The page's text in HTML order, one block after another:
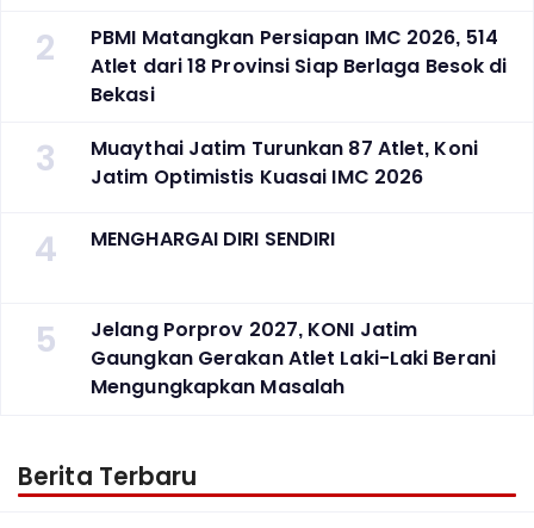
2
PBMI Matangkan Persiapan IMC 2026, 514
Atlet dari 18 Provinsi Siap Berlaga Besok di
Bekasi
3
Muaythai Jatim Turunkan 87 Atlet, Koni
Jatim Optimistis Kuasai IMC 2026
4 MENGHARGAI DIRI SENDIRI
5
Jelang Porprov 2027, KONI Jatim
Gaungkan Gerakan Atlet Laki-Laki Berani
Mengungkapkan Masalah
Berita Terbaru